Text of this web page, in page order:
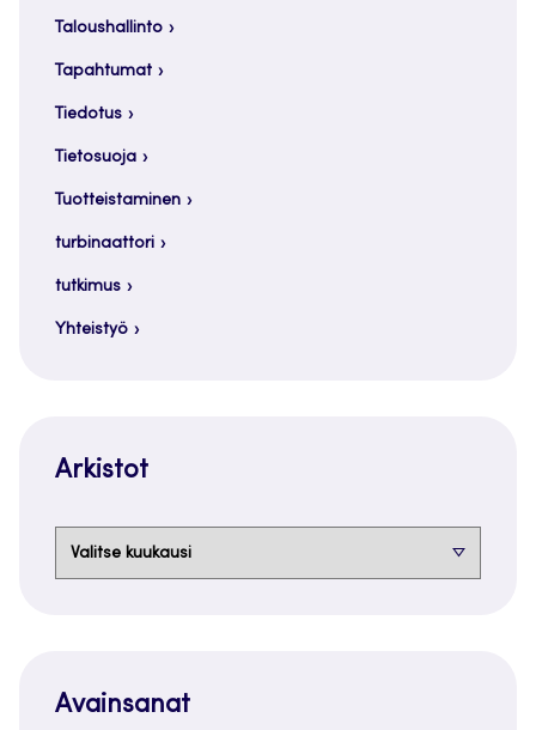
Taloushallinto
Tapahtumat
Tiedotus
Tietosuoja
Tuotteistaminen
turbinaattori
tutkimus
Yhteistyö
Arkistot
Avainsanat